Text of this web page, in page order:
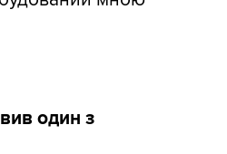
один з